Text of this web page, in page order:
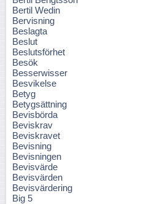
Bertil Wedin
Bervisning
Beslagta
Beslut
Beslutsförhet
Besök
Besserwisser
Besvikelse
Betyg
Betygsättning
Bevisbörda
Beviskrav
Beviskravet
Bevisning
Bevisningen
Bevisvärde
Bevisvärden
Bevisvärdering
Big 5